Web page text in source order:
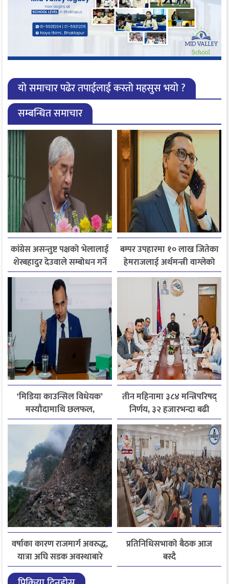
यो समाचार पढेर तपाईलाई कस्तो महसुस भयो ?
सम्बन्धित समाचार
कांग्रेस असन्तुष्ट पक्षको भेलालाई
शेरबहादुर देउवाले सम्बोधन गर्ने
बम्पर उपहारमा १० लाख जितेका
हेमराजलाई अर्थमन्त्री वाग्लेको
फोन, रुपन्देहीकी सपनाले
जितिन् एक लाख
‘मिडिया काउन्सिल विधेयक’
मस्यौदामाथि छलफल,
एआईदेखि पत्रकारको
लाइसेन्ससम्मका विषयमा
सुझाव
तीन महिनामा ३८४ मन्त्रिपरिषद्
निर्णय, ३२ हजारभन्दा बढी
गुनासो फर्छ्योट
वर्षाका कारण राजमार्ग अवरुद्ध,
यात्रा अघि सडक अवस्थाबारे
जानकारी लिन आग्रह
प्रतिनिधिसभाको बैठक आज
बस्दै